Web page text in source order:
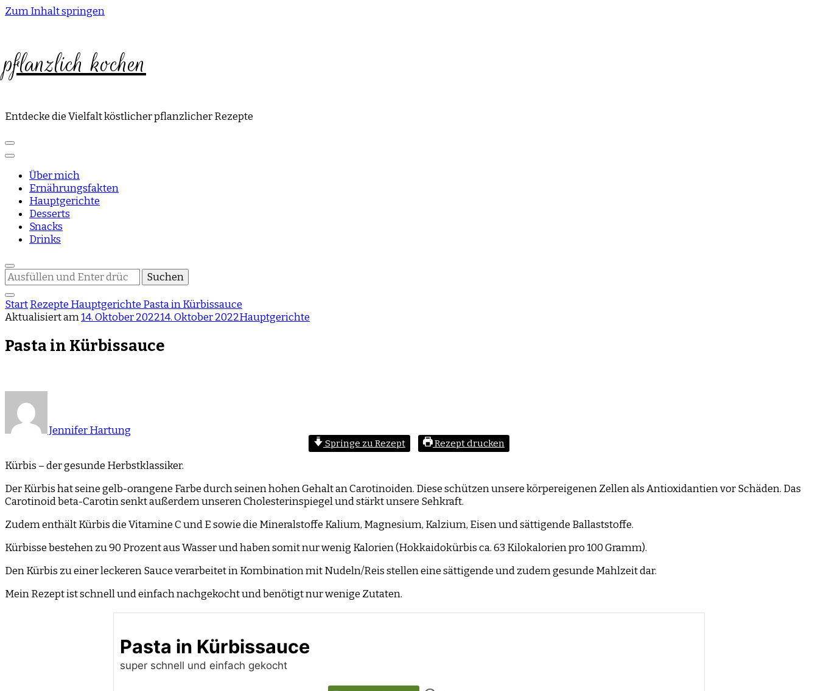
Zum Inhalt springen
pflanzlich kochen
Entdecke die Vielfalt köstlicher pflanzlicher Rezepte
Über mich
Ernährungsfakten
Hauptgerichte
Desserts
Snacks
Drinks
Suchst
du
nach
etwas?
StartRezepte Hauptgerichte Pasta in Kürbissauce
Aktualisiert am14. Oktober 202214. Oktober 2022Hauptgerichte
Pasta in Kürbissauce
Jennifer Hartung
Springe zu Rezept Rezept drucken
Kürbis – der gesunde Herbstklassiker.
Der Kürbis hat seine gelb-orangene Farbe durch seinen hohen Gehalt an Carotinoiden. Diese schützen unsere körpereigenen Zellen als Antioxidantien vor Schäden. Das
Carotinoid beta-Carotin senkt außerdem unseren Cholesterinspiegel und stärkt unsere Sehkraft.
Zudem enthält Kürbis die Vitamine C und E sowie die Mineralstoffe Kalium, Magnesium, Kalzium, Eisen und sättigende Ballaststoffe.
Kürbisse bestehen zu 90 Prozent aus Wasser und haben somit nur wenig Kalorien (Hokkaidokürbis ca. 63 Kilokalorien pro 100 Gramm).
Den Kürbis zu einer leckeren Sauce verarbeitet in Kombination mit Nudeln/Reis stellen eine sättigende und zudem gesunde Mahlzeit dar.
Mein Rezept ist schnell und einfach nachgekocht und benötigt nur wenige Zutaten.
Pasta in Kürbissauce
super schnell und einfach gekocht